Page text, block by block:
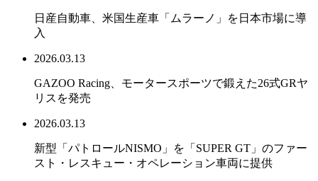
日産自動車、米国生産車「ムラーノ」を日本市場に導
入
2026.03.13
GAZOO Racing、モータースポーツで鍛えた26式GRヤ
リスを発売
2026.03.13
新型「パトロールNISMO」を「SUPER GT」のファー
スト・レスキュー・オペレーション車両に提供